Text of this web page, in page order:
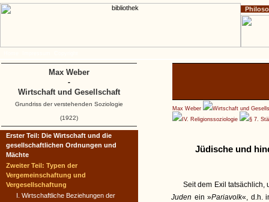
Max Weber
Wirtschaft und
IV. Religionssoziologie
§ 7.
Jüdische und
Seit dem Exil tatsächlich,
Juden ein »Pariavolk«, d.h.
Erster Teil: Die Wirtschaft und die
gesellschaftlichen Ordnungen und
Mächte
Zweiter Teil: Typen der
Vergemeinschaftung und
Vergesellschaftung
I. Wirtschaftliche Beziehungen der
Max Weber
-
Wirtschaft und Gesellschaft
Grundriss der verstehenden Soziologie
(1922)